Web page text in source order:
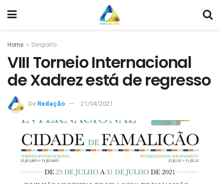
Home Desporto
VIII Torneio Internacional
de Xadrez está de regresso
De Redação 21/04/2021